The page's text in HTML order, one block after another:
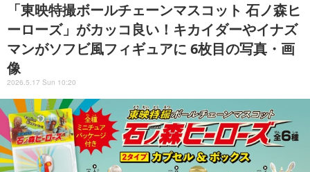
「東映特撮ボールチェーンマスコット 石ノ森ヒ
ーローズ」がカッコ良い！キカイダーやイナズ
マンがソフビ風フィギュアに 6枚目の写真・画
像
2026.5.17 Sun 10:20